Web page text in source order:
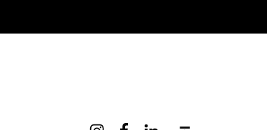
Instagram
Facebook